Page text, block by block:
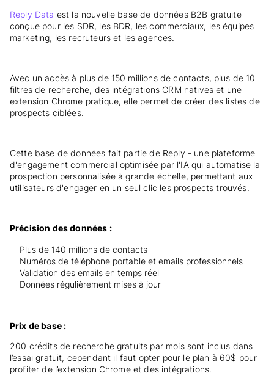
Reply Data est la nouvelle base de données B2B gratuite
conçue pour les SDR, les BDR, les commerciaux, les équipes
marketing, les recruteurs et les agences.
Avec un accès à plus de 150 millions de contacts, plus de 10
filtres de recherche, des intégrations CRM natives et une
extension Chrome pratique, elle permet de créer des listes de
prospects ciblées.
Cette base de données fait partie de Reply - une plateforme
d'engagement commercial optimisée par l'IA qui automatise la
prospection personnalisée à grande échelle, permettant aux
utilisateurs d'engager en un seul clic les prospects trouvés.
Précision des données :
Plus de 140 millions de contacts
Numéros de téléphone portable et emails professionnels
Validation des emails en temps réel
Données régulièrement mises à jour
Prix de base :
200 crédits de recherche gratuits par mois sont inclus dans
l’essai gratuit, cependant il faut opter pour le plan à 60$ pour
profiter de l’extension Chrome et des intégrations.